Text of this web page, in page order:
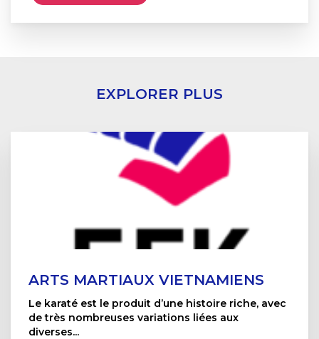
EXPLORER PLUS
ARTS MARTIAUX VIETNAMIENS
Le karaté est le produit d’une histoire riche, avec
de très nombreuses variations liées aux
diverses...